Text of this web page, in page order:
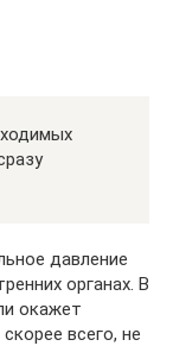
давление
органах. В
окажет
всего, не